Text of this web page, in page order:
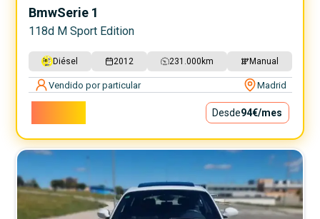
BmwSerie 1
118d M Sport Edition
Diésel 2012 231.000 km Manual
Vendido por particular Madrid
Desde94€/mes